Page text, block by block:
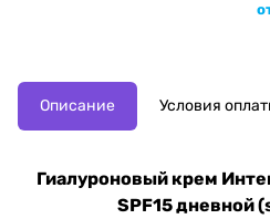
Описание Условия
Гиалуроновый крем
SPF15 дневной